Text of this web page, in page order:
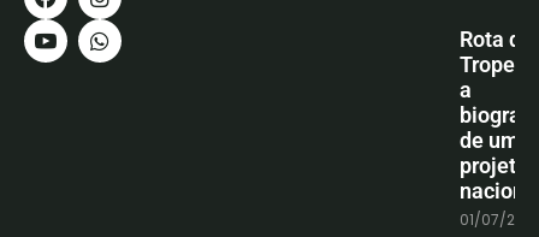
Rota
a
de um
projeto
01/07/